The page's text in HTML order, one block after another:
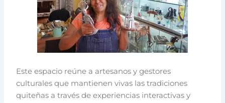
Este espacio reúne a artesanos y gestores
culturales que mantienen vivas las tradiciones
quiteñas a través de experiencias interactivas y